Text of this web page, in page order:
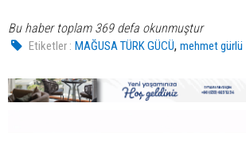
Bu haber toplam 369 defa okunmuştur
Etiketler : MAĞUSA TÜRK GÜCÜ,mehmet gürlü